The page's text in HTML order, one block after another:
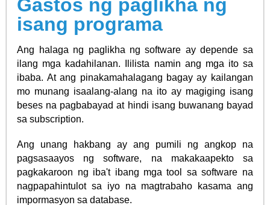
Gastos ng paglikha ng
isang programa
Ang halaga ng paglikha ng software ay depende sa
ilang mga kadahilanan. Ililista namin ang mga ito sa
ibaba. At ang pinakamahalagang bagay ay kailangan
mo munang isaalang-alang na ito ay magiging isang
beses na pagbabayad at hindi isang buwanang bayad
sa subscription.
Ang unang hakbang ay ang pumili ng angkop na
pagsasaayos ng software, na makakaapekto sa
pagkakaroon ng iba't ibang mga tool sa software na
nagpapahintulot sa iyo na magtrabaho kasama ang
impormasyon sa database.